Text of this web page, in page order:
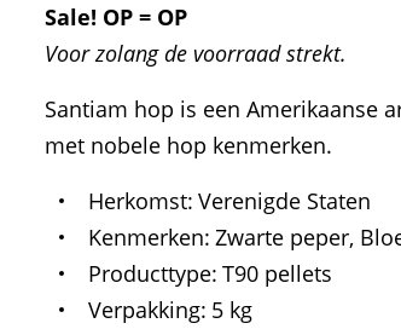
Sale! OP = OP
Voor zolang de voorraad strekt.
Santiam hop is een Amerikaanse
met nobele hop kenmerken.
Herkomst Verenigde Staten
Kenmerken Zwarte peper,
Producttype T90 pellets
Verpakking 5 kg